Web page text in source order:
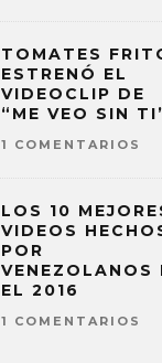
TOMATES
ESTRENÓ EL
VIDEOCLIP DE
“ME VEO SIN
1 COMENTARIOS
LOS 10
VIDEOS
POR
VENEZOLANOS
EL 2016
1 COMENTARIOS